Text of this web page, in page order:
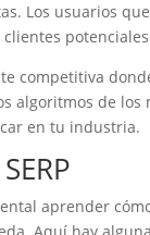
Los usuarios
competitiva
algoritmos de
en tu industria.
aprender